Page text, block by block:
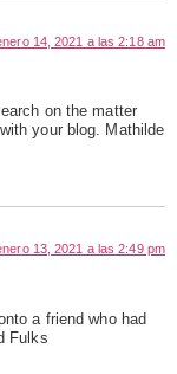
14, 2021 a las 2:18 am
on the matter
your blog. Mathilde
13, 2021 a las 2:49 pm
a friend who had
Fulks